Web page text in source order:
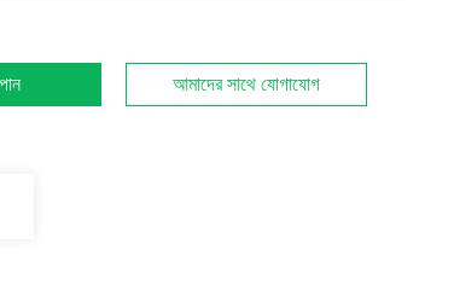
আমাদের সাথে যোগাযোগ